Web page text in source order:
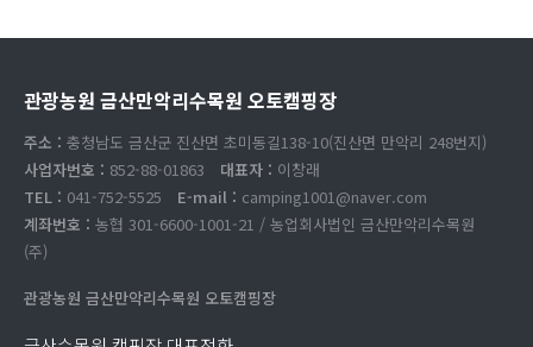
관광농원 금산만악리수목원 오토캠핑장
주소 : 충청남도 금산군 진산면 초미동길138-10(진산면 만악리 248번지)
사업자번호 : 852-88-01863 대표자 : 이창래
TEL : 041-752-5525 E-mail : camping1001@naver.com
계좌번호 : 농협 301-6600-1001-21 / 농업회사법인 금산만악리수목원
(주)
관광농원 금산만악리수목원 오토캠핑장